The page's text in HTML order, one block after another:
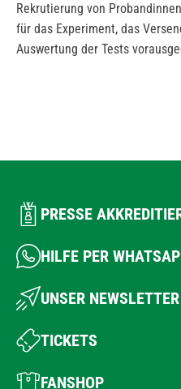
Rekrutierung von
für das Experiment, das
Auswertung der Tests
PRESSE
HILFE PER
UNSER NEWSLETTER
TICKETS
FANSHOP